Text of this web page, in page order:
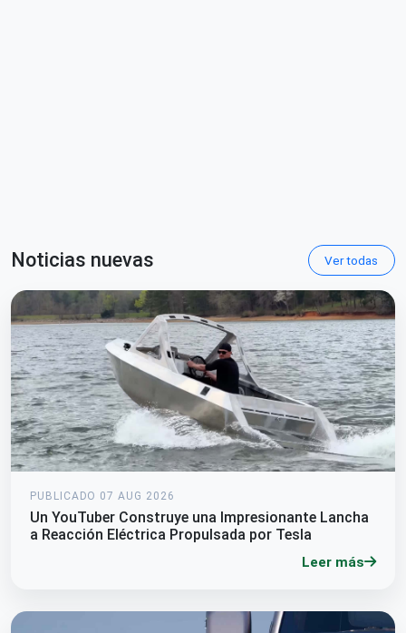
Noticias nuevas Ver todas
PUBLICADO 07 AUG 2026
Un YouTuber Construye una Impresionante Lancha
a Reacción Eléctrica Propulsada por Tesla
Leer más